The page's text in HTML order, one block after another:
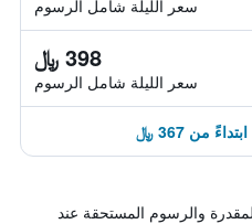
سعر الليلة شامل الرسوم
398 ﷼
سعر الليلة شامل الرسوم
والرسوم المستحقة عند